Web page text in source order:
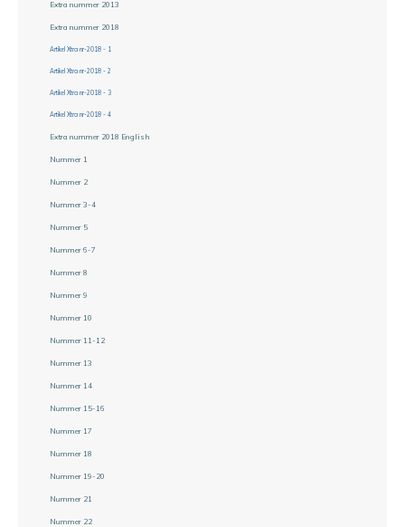
Extra nummer 2013
Extra nummer 2018
Artikel Xtra nr-2018 - 1
Artikel Xtra nr-2018 - 2
Artikel Xtra nr-2018 - 3
Artikel Xtra nr-2018 - 4
Extra nummer 2018 English
Nummer 1
Nummer 2
Nummer 3-4
Nummer 5
Nummer 6-7
Nummer 8
Nummer 9
Nummer 10
Nummer 11-12
Nummer 13
Nummer 14
Nummer 15-16
Nummer 17
Nummer 18
Nummer 19-20
Nummer 21
Nummer 22